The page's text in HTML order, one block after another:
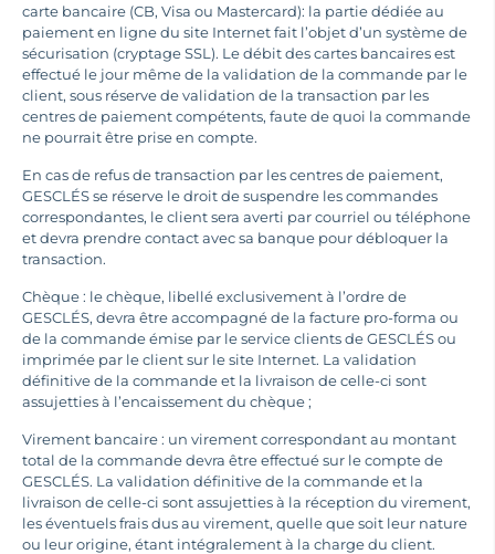
carte bancaire (CB, Visa ou Mastercard): la partie dédiée au
paiement en ligne du site Internet fait l’objet d’un système de
sécurisation (cryptage SSL). Le débit des cartes bancaires est
effectué le jour même de la validation de la commande par le
client, sous réserve de validation de la transaction par les
centres de paiement compétents, faute de quoi la commande
ne pourrait être prise en compte.
En cas de refus de transaction par les centres de paiement,
GESCLÉS se réserve le droit de suspendre les commandes
correspondantes, le client sera averti par courriel ou téléphone
et devra prendre contact avec sa banque pour débloquer la
transaction.
Chèque : le chèque, libellé exclusivement à l’ordre de
GESCLÉS, devra être accompagné de la facture pro-forma ou
de la commande émise par le service clients de GESCLÉS ou
imprimée par le client sur le site Internet. La validation
définitive de la commande et la livraison de celle-ci sont
assujetties à l’encaissement du chèque ;
Virement bancaire : un virement correspondant au montant
total de la commande devra être effectué sur le compte de
GESCLÉS. La validation définitive de la commande et la
livraison de celle-ci sont assujetties à la réception du virement,
les éventuels frais dus au virement, quelle que soit leur nature
ou leur origine, étant intégralement à la charge du client.